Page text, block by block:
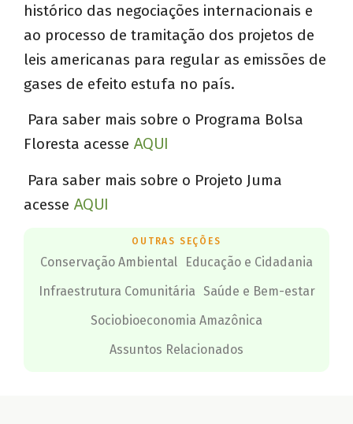
histórico das negociações internacionais e
ao processo de tramitação dos projetos de
leis americanas para regular as emissões de
gases de efeito estufa no país.
Para saber mais sobre o Programa Bolsa
Floresta acesse AQUI
Para saber mais sobre o Projeto Juma
acesse AQUI
OUTRAS SEÇÕES
Conservação Ambiental
Educação e Cidadania
Infraestrutura Comunitária Saúde e Bem-estar
Sociobioeconomia Amazônica
Assuntos Relacionados